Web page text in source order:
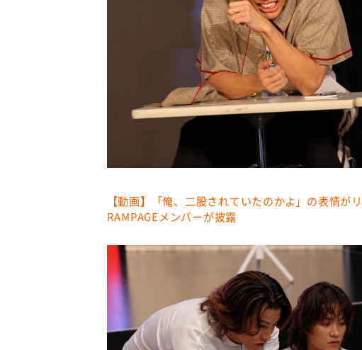
【動画】「俺、二股されていたのかよ」の表情
RAMPAGEメンバーが披露